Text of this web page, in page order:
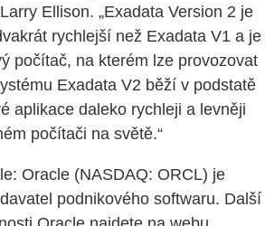
Ellison. „Exadata Version 2 je
rychlejší než Exadata V1 a je
počítač, na kterém lze provozovat
Exadata V2 běží v podstatě
aplikace daleko rychleji a levněji
počítači na světě.“
Oracle (NASDAQ: ORCL) je
podnikového softwaru. Další